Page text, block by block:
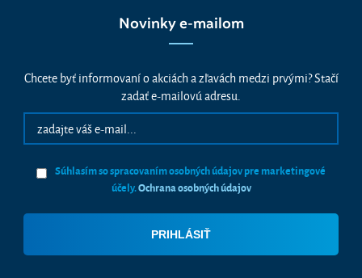
Novinky e-mailom
Chcete byť informovaní o akciách a zľavách medzi prvými? Stačí
zadať e-mailovú adresu.
Súhlasím so spracovaním osobných údajov pre marketingové
účely.Ochrana osobných údajov
Vážime si vaše súkromie
Táto stránka používa cookies, aby vám ponúkla skvelý zážitok z
prehliadania. Všetky dôležité informácie nájdete na stránke Cookies.
Nevyhnuté cookies sú automaticky zapnuté. Ak súhlasíte s prijatím